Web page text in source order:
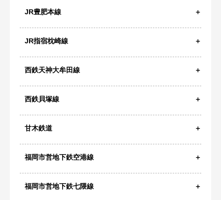
JR豊肥本線
JR指宿枕崎線
西鉄天神大牟田線
西鉄貝塚線
甘木鉄道
福岡市営地下鉄空港線
福岡市営地下鉄七隈線